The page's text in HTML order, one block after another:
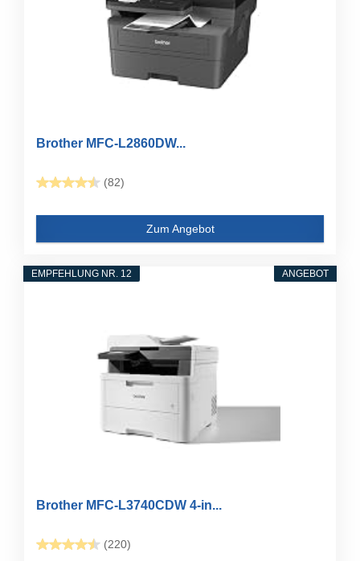
Brother MFC-L2860DW...
(82)
Zum Angebot
ANGEBOT
EMPFEHLUNG NR. 12
Brother MFC-L3740CDW 4-in...
(220)